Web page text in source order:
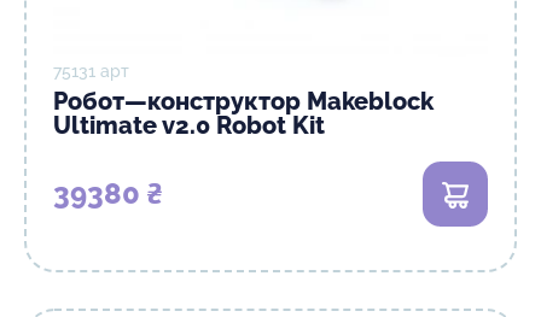
75131 арт
Робот—конструктор Makeblock
Ultimate v2.0 Robot Kit
39380 ₴